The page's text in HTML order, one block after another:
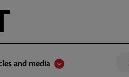
and media